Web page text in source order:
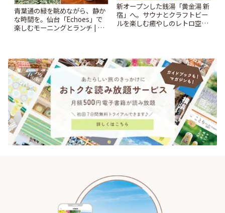
青葉通の緑を眺めながら、静か
な時間を。仙台「Echoes」で
楽しむモーニングとランチ | こ
新オープンした銭湯「黄金湯 新
宿」へ。サウナとクラフトビー
ルを楽しむ癒やしのレトロ空間